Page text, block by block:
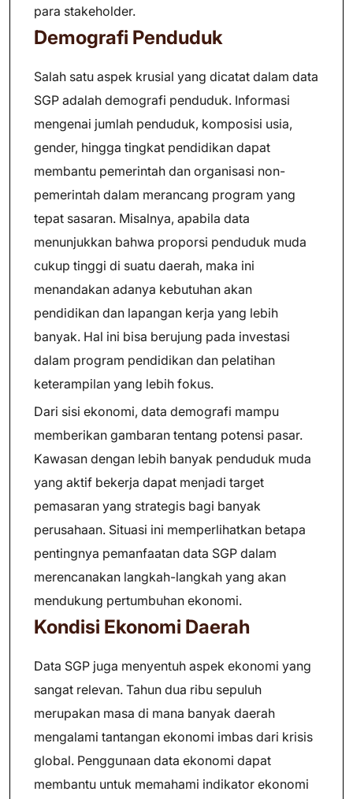
para stakeholder.
Demografi Penduduk
Salah satu aspek krusial yang dicatat dalam data
SGP adalah demografi penduduk. Informasi
mengenai jumlah penduduk, komposisi usia,
gender, hingga tingkat pendidikan dapat
membantu pemerintah dan organisasi non-
pemerintah dalam merancang program yang
tepat sasaran. Misalnya, apabila data
menunjukkan bahwa proporsi penduduk muda
cukup tinggi di suatu daerah, maka ini
menandakan adanya kebutuhan akan
pendidikan dan lapangan kerja yang lebih
banyak. Hal ini bisa berujung pada investasi
dalam program pendidikan dan pelatihan
keterampilan yang lebih fokus.
Dari sisi ekonomi, data demografi mampu
memberikan gambaran tentang potensi pasar.
Kawasan dengan lebih banyak penduduk muda
yang aktif bekerja dapat menjadi target
pemasaran yang strategis bagi banyak
perusahaan. Situasi ini memperlihatkan betapa
pentingnya pemanfaatan data SGP dalam
merencanakan langkah-langkah yang akan
mendukung pertumbuhan ekonomi.
Kondisi Ekonomi Daerah
Data SGP juga menyentuh aspek ekonomi yang
sangat relevan. Tahun dua ribu sepuluh
merupakan masa di mana banyak daerah
mengalami tantangan ekonomi imbas dari krisis
global. Penggunaan data ekonomi dapat
membantu untuk memahami indikator ekonomi